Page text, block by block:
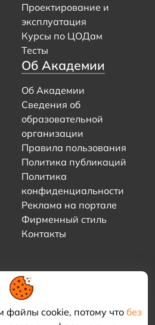
файлы cookie, потому что без
Проектирование и
эксплуатация
Курсы по ЦОДам
Тесты
Об Академии
Об Академии
Сведения об
образовательной
организации
Правила пользования
Политика публикаций
Политика
конфиденциальности
Реклама на портале
Фирменный стиль
Контакты